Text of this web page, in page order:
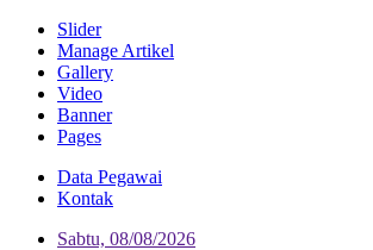
Slider
Manage Artikel
Gallery
Video
Banner
Pages
Data Pegawai
Kontak
Sabtu, 08/08/2026